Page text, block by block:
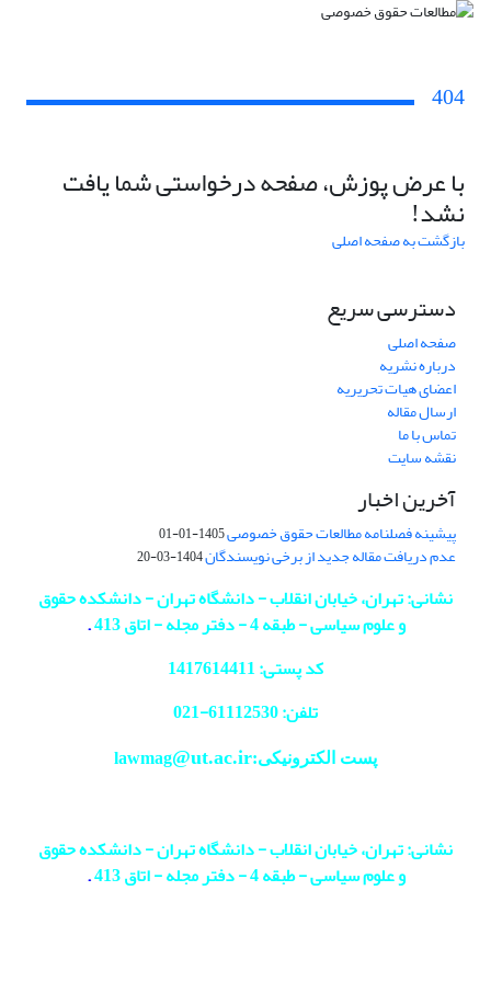
404
با عرض پوزش، صفحه درخواستی شما یافت
نشد!
بازگشت به صفحه اصلی
دسترسی سریع
صفحه اصلی
درباره نشریه
اعضای هیات تحریریه
ارسال مقاله
تماس با ما
نقشه سایت
آخرین اخبار
پیشینه فصلنامه مطالعات حقوق خصوصی1405-01-01
عدم دریافت مقاله جدید از برخی نویسندگان1404-03-20
نشانی: تهران، خیابان انقلاب - دانشگاه تهران - دانشکده حقوق
و علوم سیاسی - طبقه 4 - دفتر مجله - اتاق 413
.
کد پستی: 1417614411
تلفن: 61112530-
021
پست الکترونیکی:lawmag@ut.ac.ir
نشانی: تهران، خیابان انقلاب - دانشگاه تهران - دانشکده حقوق
و علوم سیاسی - طبقه 4 - دفتر مجله - اتاق 413
.